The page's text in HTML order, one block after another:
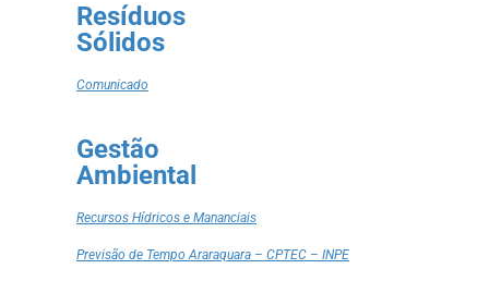
Resíduos
Sólidos
Comunicado
Gestão
Ambiental
Recursos Hídricos e Mananciais
Previsão de Tempo Araraquara – CPTEC – INPE